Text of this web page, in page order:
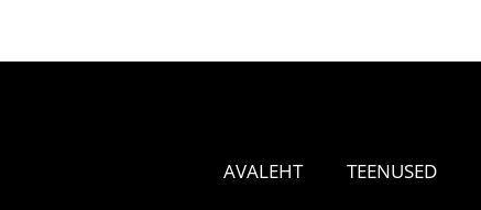
AVALEHT TEENUSED